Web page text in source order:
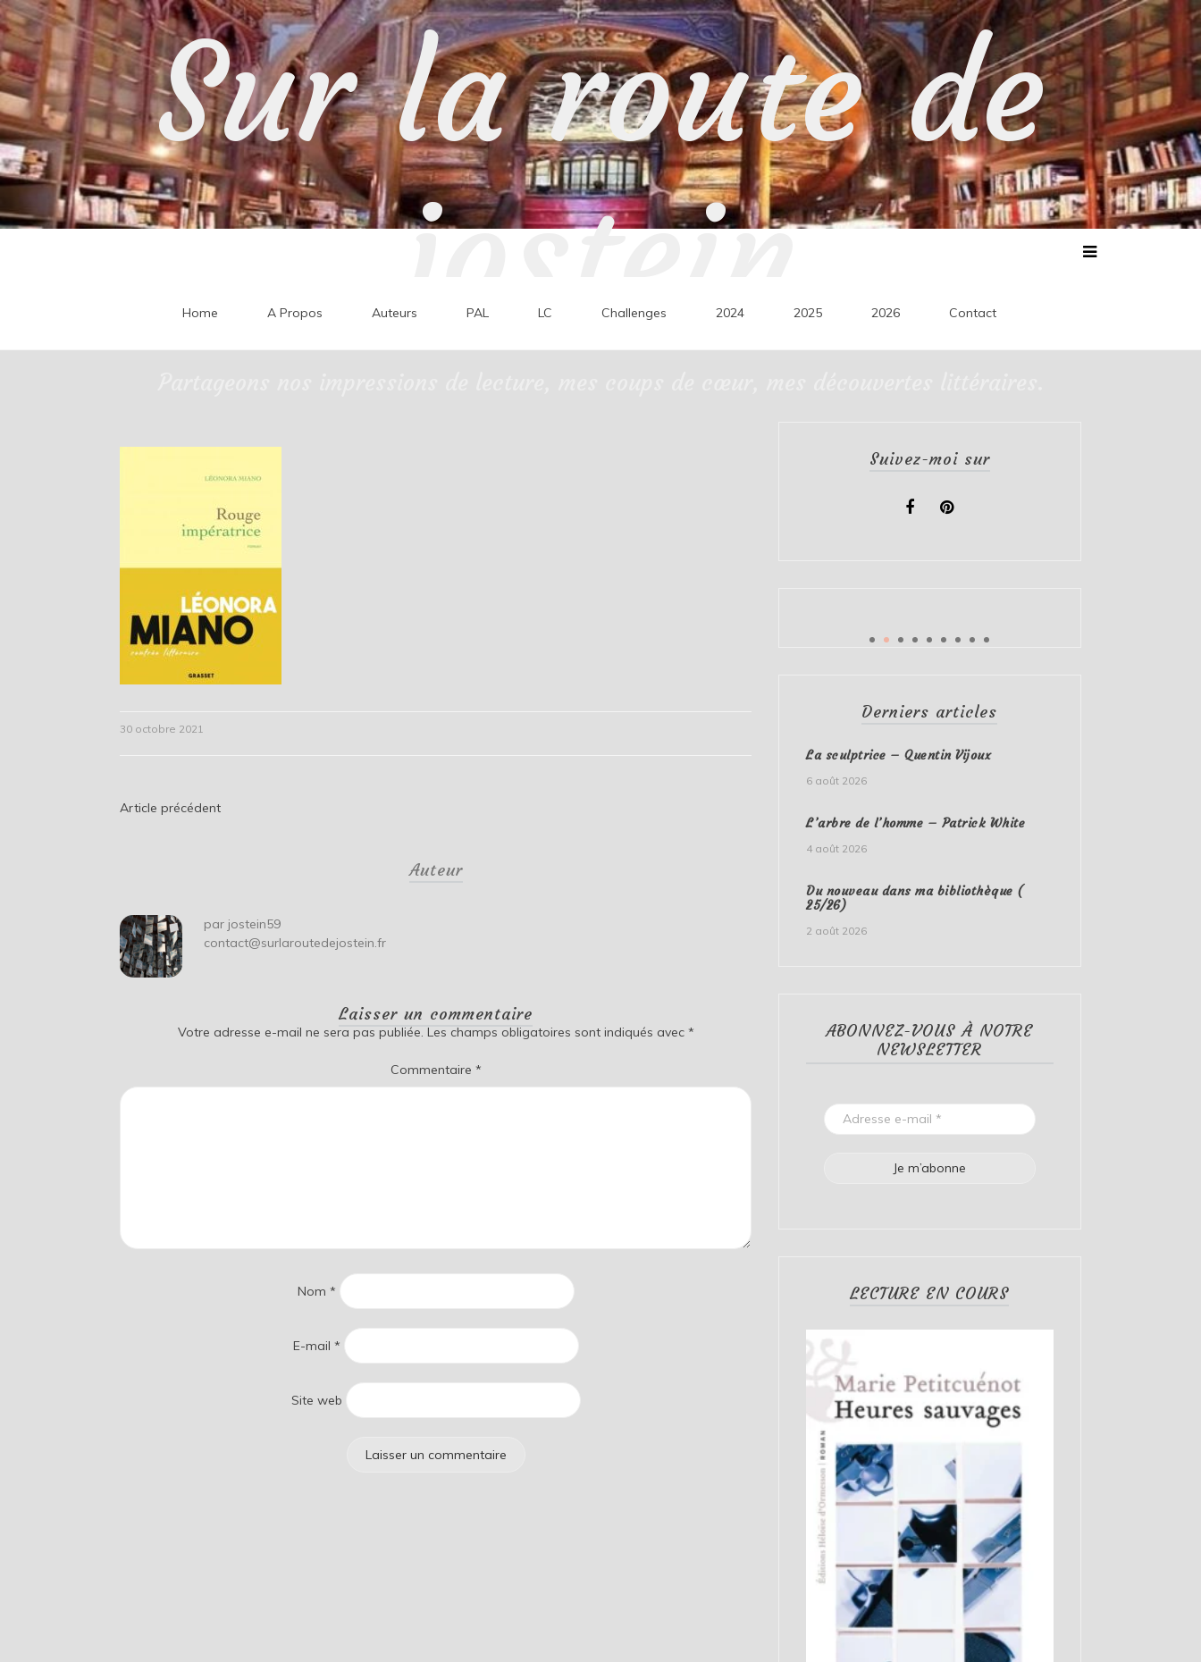
Skip
to
content
Sur la route de
jostein
Home A Propos Auteurs PAL LC Challenges 2024 2025 2026 Contact
30 octobre 2021
Navigation
Article précédent
Auteur
par jostein59
contact@surlaroutedejostein.fr
Laisser un commentaire
Votre adresse e-mail ne sera pas publiée. Les champs obligatoires sont indiqués avec *
Commentaire *
Nom *
E-mail *
Site web
Suivez-moi sur
Derniers articles
La sculptrice – Quentin Vijoux
6 août 2026
L’arbre de l’homme – Patrick White
4 août 2026
Du nouveau dans ma bibliothèque (
25/26)
2 août 2026
ABONNEZ-VOUS À NOTRE
NEWSLETTER
LECTURE EN COURS